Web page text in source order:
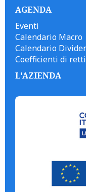
AGENDA
Eventi
Calendario Macro
Calendario
Coefficienti di
L'AZIENDA